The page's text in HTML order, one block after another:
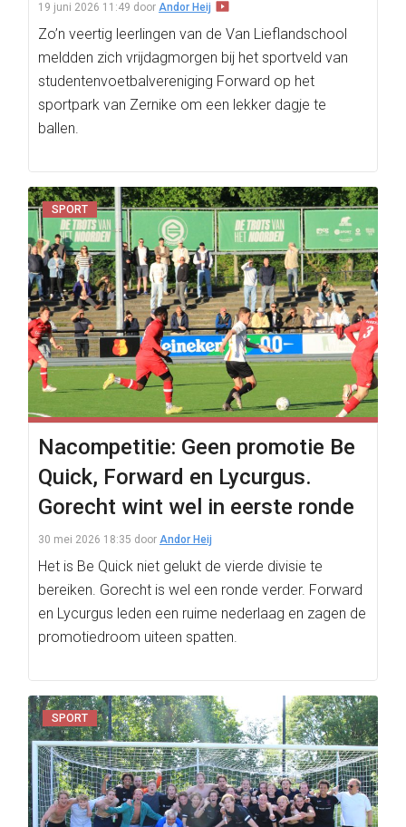
19 juni 2026 11:49 door Andor Heij
Zo’n veertig leerlingen van de Van Lieflandschool
meldden zich vrijdagmorgen bij het sportveld van
studentenvoetbalvereniging Forward op het
sportpark van Zernike om een lekker dagje te
ballen.
SPORT
Nacompetitie: Geen promotie Be
Quick, Forward en Lycurgus.
Gorecht wint wel in eerste ronde
30 mei 2026 18:35 door Andor Heij
Het is Be Quick niet gelukt de vierde divisie te
bereiken. Gorecht is wel een ronde verder. Forward
en Lycurgus leden een ruime nederlaag en zagen de
promotiedroom uiteen spatten.
SPORT